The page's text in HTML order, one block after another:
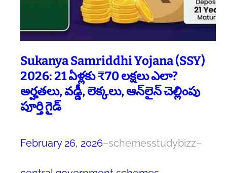
Sukanya Samriddhi Yojana (SSY)
2026: 21 ఏళ్లకు ₹70 లక్షలు ఎలా?
అర్హతలు, వడ్డీ, లెక్కలు, ఆన్‌లైన్ చెల్లింపు
పూర్తి గైడ్
February 26, 2026–schemesstudybizz–